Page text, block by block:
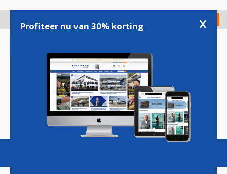
gaan
Check in
Magazine Podcasts Vacatures
Profiteer nu van 30% korting x